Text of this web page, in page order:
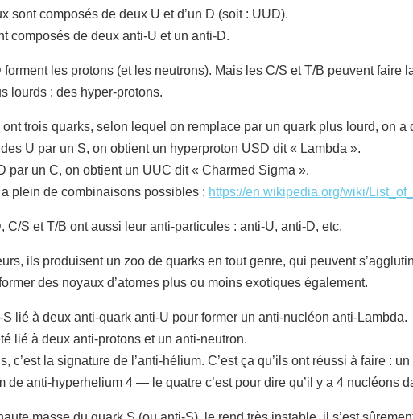
sont composés de deux U et d’un D (soit : UUD).
composés de deux anti-U et un anti-D.
forment les protons (et les neutrons). Mais les C/S et T/B peuvent faire
lourds : des hyper-protons.
trois quarks, selon lequel on remplace par un quark plus lourd, on
U par un S, on obtient un hyperproton USD dit « Lambda ».
par un C, on obtient un UUC dit « Charmed Sigma ».
plein de combinaisons possibles : https://en.wikipedia.org/wiki/
C/S et T/B ont aussi leur anti-particules : anti-U, anti-D, etc.
ils produisent un zoo de quarks en tout genre, qui peuvent
des noyaux d’atomes plus ou moins exotiques également.
lié à deux anti-quark anti-U pour former un anti-nucléon anti-Lambda.
lié à deux anti-protons et un anti-neutron.
c’est la signature de l’anti-hélium. C’est ça qu’ils ont réussi à faire :
de anti-hyperhelium 4 — le quatre c’est pour dire qu’il y a 4 nucléons